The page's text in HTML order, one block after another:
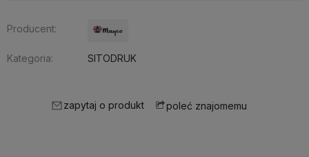
Producent:
Kategoria: SITODRUK
zapytaj o produkt poleć znajomemu